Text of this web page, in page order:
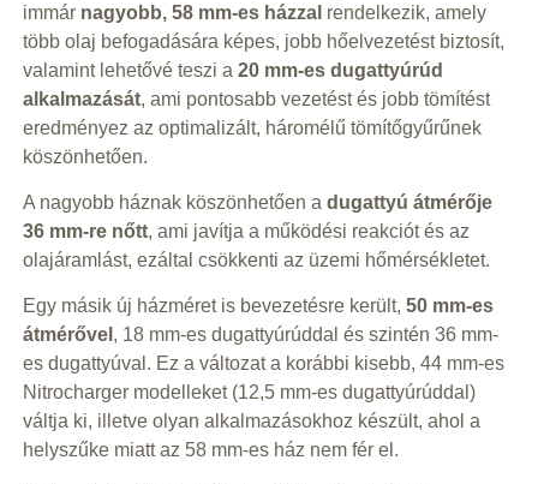
immár nagyobb, 58 mm-es házzal rendelkezik, amely
több olaj befogadására képes, jobb hőelvezetést biztosít,
valamint lehetővé teszi a 20 mm-es dugattyúrúd
alkalmazását, ami pontosabb vezetést és jobb tömítést
eredményez az optimalizált, háromélű tömítőgyűrűnek
köszönhetően.
A nagyobb háznak köszönhetően a dugattyú átmérője
36 mm-re nőtt, ami javítja a működési reakciót és az
olajáramlást, ezáltal csökkenti az üzemi hőmérsékletet.
Egy másik új házméret is bevezetésre került, 50 mm-es
átmérővel , 18 mm-es dugattyúrúddal és szintén 36 mm-
es dugattyúval. Ez a változat a korábbi kisebb, 44 mm-es
Nitrocharger modelleket (12,5 mm-es dugattyúrúddal)
váltja ki, illetve olyan alkalmazásokhoz készült, ahol a
helyszűke miatt az 58 mm-es ház nem fér el.